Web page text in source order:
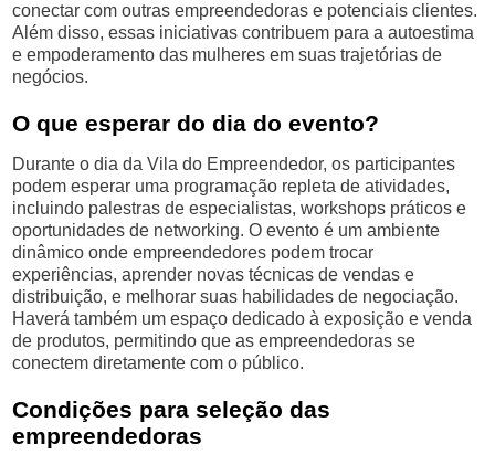
conectar com outras empreendedoras e potenciais clientes.
Além disso, essas iniciativas contribuem para a autoestima
e empoderamento das mulheres em suas trajetórias de
negócios.
O que esperar do dia do evento?
Durante o dia da Vila do Empreendedor, os participantes
podem esperar uma programação repleta de atividades,
incluindo palestras de especialistas, workshops práticos e
oportunidades de networking. O evento é um ambiente
dinâmico onde empreendedores podem trocar
experiências, aprender novas técnicas de vendas e
distribuição, e melhorar suas habilidades de negociação.
Haverá também um espaço dedicado à exposição e venda
de produtos, permitindo que as empreendedoras se
conectem diretamente com o público.
Condições para seleção das
empreendedoras